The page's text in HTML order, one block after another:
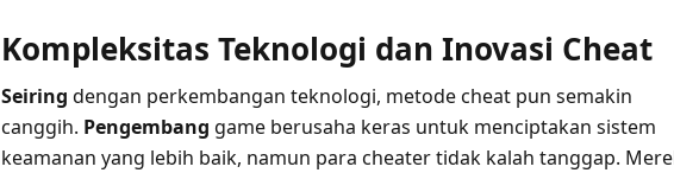
Kompleksitas Teknologi dan Inovasi Cheat
Seiring dengan perkembangan teknologi, metode cheat pun semakin
canggih. Pengembang game berusaha keras untuk menciptakan sistem
keamanan yang lebih baik, namun para cheater tidak kalah tanggap.